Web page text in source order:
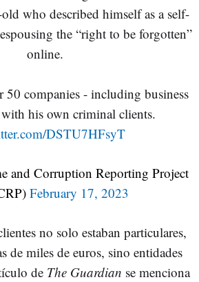
who described himself as a self-
the “right to be forgotten”
online.
50 companies - including business
his own criminal clients.
DSTU7HFsyT
and Corruption Reporting Project
February 17, 2023
no solo estaban particulares,
de miles de euros, sino entidades
de The Guardian se menciona